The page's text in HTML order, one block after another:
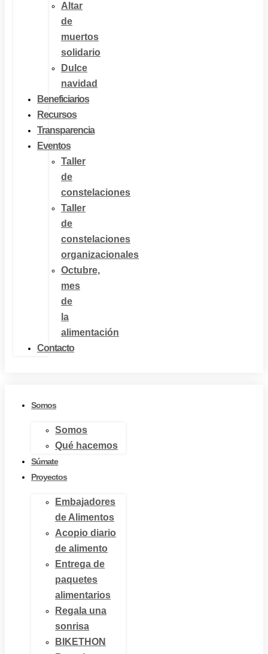
Altar
de
muertos
solidario
Dulce
navidad
Beneficiarios
Recursos
Transparencia
Eventos
Taller
de
constelaciones
Taller
de
constelaciones
organizacionales
Octubre,
mes
de
la
alimentación
Contacto
Somos
Somos
Qué hacemos
Súmate
Proyectos
Embajadores
de Alimentos
Acopio diario
de alimento
Entrega de
paquetes
alimentarios
Regala una
sonrisa
BIKETHON